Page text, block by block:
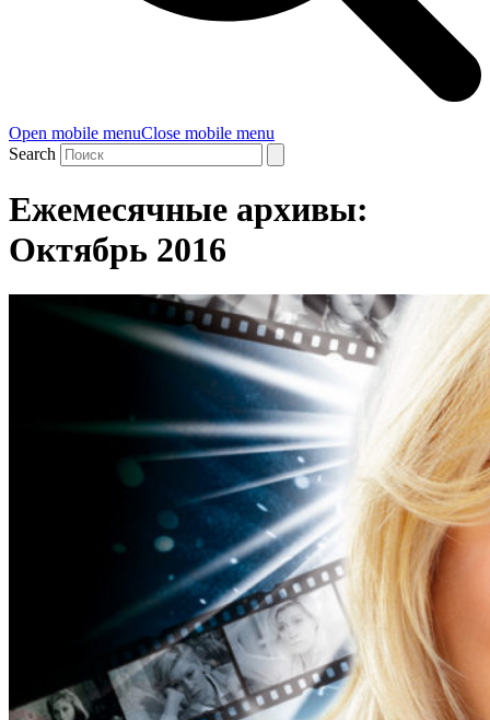
Open mobile menuClose mobile menu
Search
Ежемесячные архивы:
Октябрь 2016